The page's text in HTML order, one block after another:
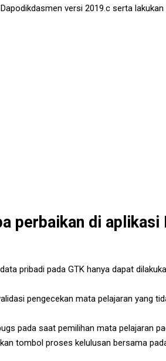
versi 2019.c serta
perbaikan di aplikasi
pribadi pada GTK hanya dapat
pengecekan mata pelajaran yang
pada saat pemilihan mata pelajaran
tombol proses kelulusan bersama